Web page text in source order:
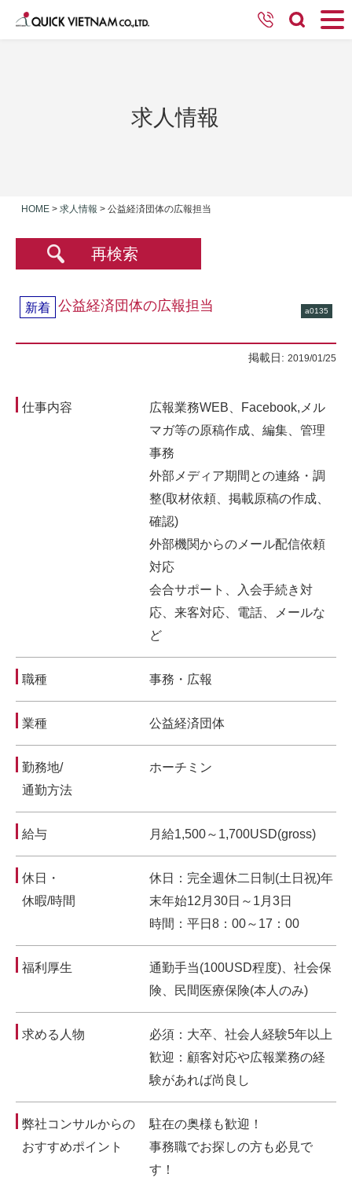
求人情報
HOME > 求人情報 > 公益経済団体の広報担当
再検索
新着 公益経済団体の広報担当 a0135
掲載日: 2019/01/25
仕事内容
広報業務WEB、Facebook,メル
マガ等の原稿作成、編集、管理
事務
外部メディア期間との連絡・調
整(取材依頼、掲載原稿の作成、
確認)
外部機関からのメール配信依頼
対応
会合サポート、入会手続き対
応、来客対応、電話、メールな
ど
職種 事務・広報
業種 公益経済団体
勤務地/
通勤方法
ホーチミン
給与 月給1,500～1,700USD(gross)
休日・
休暇/時間
休日：完全週休二日制(土日祝)年
末年始12月30日～1月3日
時間：平日8：00～17：00
福利厚生
通勤手当(100USD程度)、社会保
険、民間医療保険(本人のみ)
求める人物
必須：大卒、社会人経験5年以上
歓迎：顧客対応や広報業務の経
験があれば尚良し
弊社コンサルからの
おすすめポイント
駐在の奥様も歓迎！
事務職でお探しの方も必見で
す！